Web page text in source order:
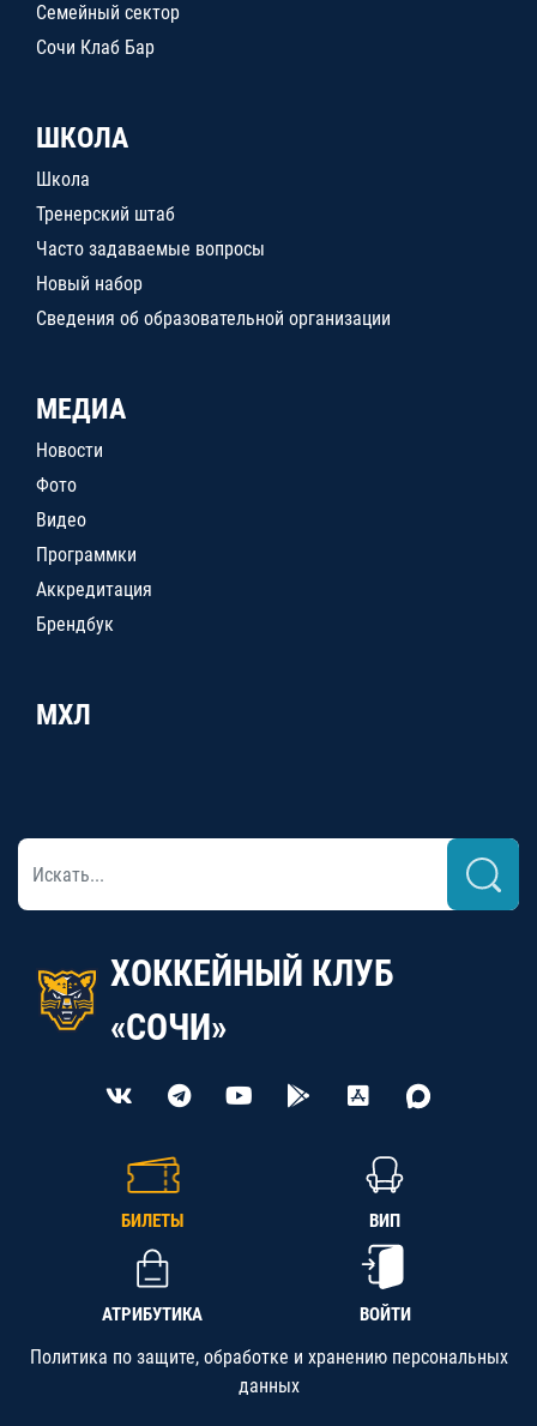
Семейный сектор
Сочи Клаб Бар
ШКОЛА
Школа
Тренерский штаб
Часто задаваемые вопросы
Новый набор
Сведения об образовательной организации
МЕДИА
Новости
Фото
Видео
Программки
Аккредитация
Брендбук
МХЛ
ХОККЕЙНЫЙ КЛУБ
«СОЧИ»
БИЛЕТЫ ВИП
АТРИБУТИКА ВОЙТИ
Политика по защите, обработке и хранению персональных
данных